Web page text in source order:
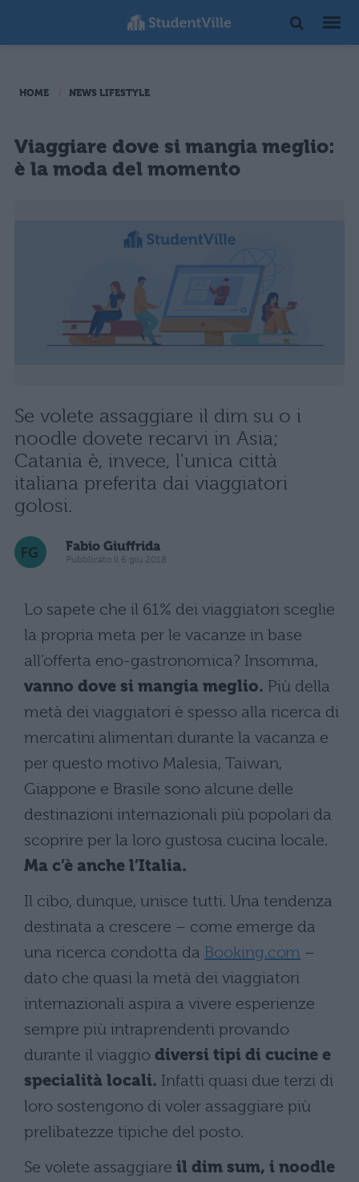
HOME NEWS LIFESTYLE
Viaggiare dove si mangia meglio:
è la moda del momento
Se volete assaggiare il dim su o i
noodle dovete recarvi in Asia;
Catania è, invece, l'unica città
italiana preferita dai viaggiatori
golosi.
Fabio Giuffrida
Pubblicato il 6 giu 2018
Lo sapete che il 61% dei viaggiatori sceglie
la propria meta per le vacanze in base
all’offerta eno-gastronomica? Insomma,
vanno dove si mangia meglio. Più della
metà dei viaggiatori è spesso alla ricerca di
mercatini alimentari durante la vacanza e
per questo motivo Malesia, Taiwan,
Giappone e Brasile sono alcune delle
destinazioni internazionali più popolari da
scoprire per la loro gustosa cucina locale.
Ma c’è anche l’Italia.
Il cibo, dunque, unisce tutti. Una tendenza
destinata a crescere – come emerge da
una ricerca condotta da Booking.com –
dato che quasi la metà dei viaggiatori
internazionali aspira a vivere esperienze
sempre più intraprendenti provando
durante il viaggio diversi tipi di cucine e
specialità locali. Infatti quasi due terzi di
loro sostengono di voler assaggiare più
prelibatezze tipiche del posto.
Se volete assaggiare il dim sum, i noodle